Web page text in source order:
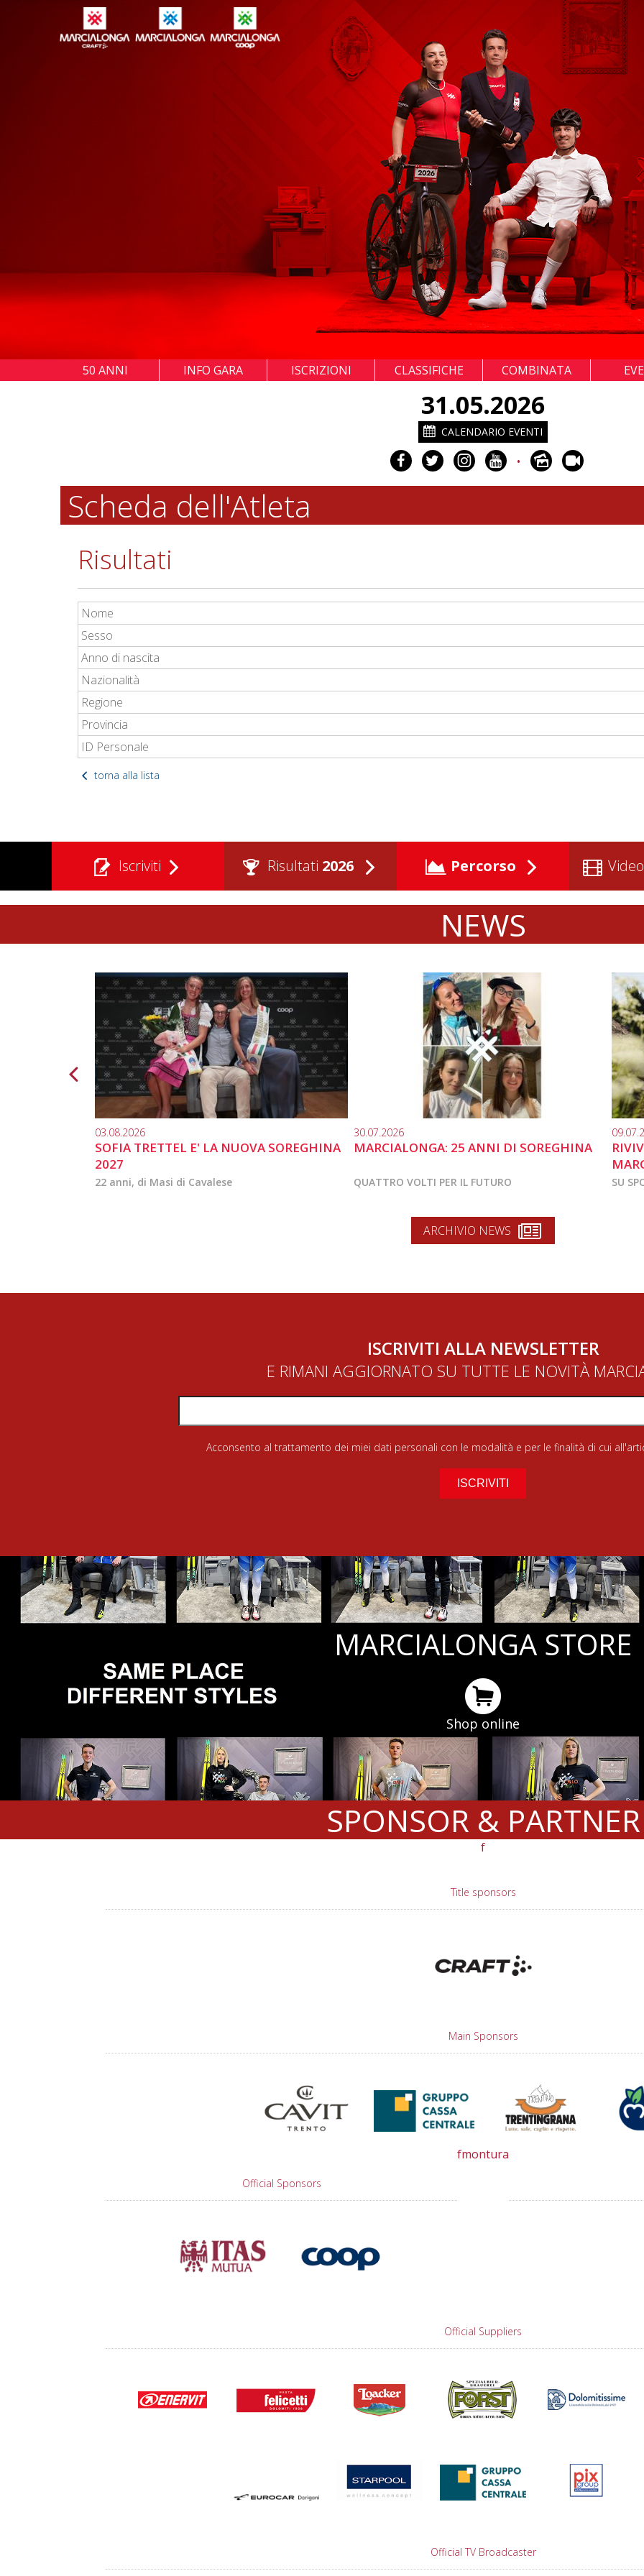
50 ANNI INFO GARA ISCRIZIONI CLASSIFICHE COMBINATA
31.05.2026
CALENDARIO EVENTI
•
Scheda dell'Atleta
Risultati
Nome
Sesso
Anno di nascita
Nazionalità
Regione
Provincia
ID Personale
torna alla lista
Iscriviti Risultati 2026 Percorso Video
NEWS
03.08.2026
SOFIA TRETTEL E' LA NUOVA SOREGHINA
2027
22 anni, di Masi di Cavalese
30.07.2026
MARCIALONGA: 25 ANNI DI SOREGHINA
QUATTRO VOLTI PER IL FUTURO SU
ARCHIVIO NEWS
ISCRIVITI ALLA NEWSLETTER
E RIMANI AGGIORNATO SU TUTTE LE NOVITÀ
Acconsento al trattamento dei miei dati personali con le modalità e per le finalità di cui
MARCIALONGA STORE
Shop online
SPONSOR & PARTNER
f
Title sponsors
Main Sponsors
Official Sponsors
fmontura
Official Suppliers
Official TV Broadcaster